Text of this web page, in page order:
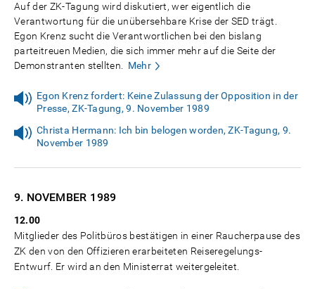
Auf der ZK-Tagung wird diskutiert, wer eigentlich die
Verantwortung für die unübersehbare Krise der SED trägt.
Egon Krenz sucht die Verantwortlichen bei den bislang
parteitreuen Medien, die sich immer mehr auf die Seite der
Demonstranten stellten. Mehr
Egon Krenz fordert: Keine Zulassung der Opposition in der
Presse, ZK-Tagung, 9. November 1989
Christa Hermann: Ich bin belogen worden, ZK-Tagung, 9.
November 1989
9. NOVEMBER 1989
12.00
Mitglieder des Politbüros bestätigen in einer Raucherpause des
ZK den von den Offizieren erarbeiteten Reiseregelungs-
Entwurf. Er wird an den Ministerrat weitergeleitet.